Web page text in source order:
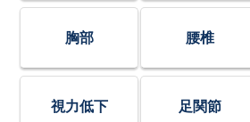
胸部 腰椎
視力低下 足関節